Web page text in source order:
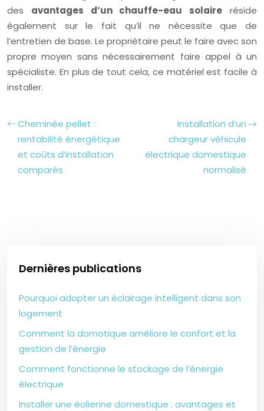
des avantages d’un chauffe-eau solaire réside
également sur le fait qu’il ne nécessite que de
l’entretien de base. Le propriétaire peut le faire avec son
propre moyen sans nécessairement faire appel à un
spécialiste. En plus de tout cela, ce matériel est facile à
installer.
Cheminée pellet :
rentabilité énergétique
et coûts d’installation
comparés
Installation d’un
chargeur véhicule
électrique domestique
normalisé
Dernières publications
Pourquoi adopter un éclairage intelligent dans son
logement
Comment la domotique améliore le confort et la
gestion de l’énergie
Comment fonctionne le stockage de l’énergie
électrique
Installer une éolienne domestique : avantages et